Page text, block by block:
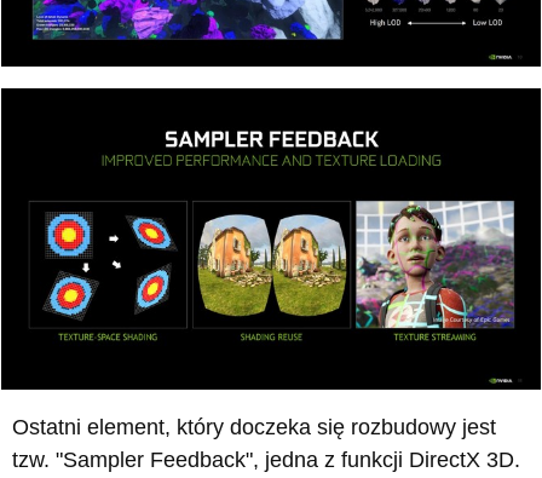
Ostatni element, który doczeka się rozbudowy jest
tzw. "Sampler Feedback", jedna z funkcji DirectX 3D.